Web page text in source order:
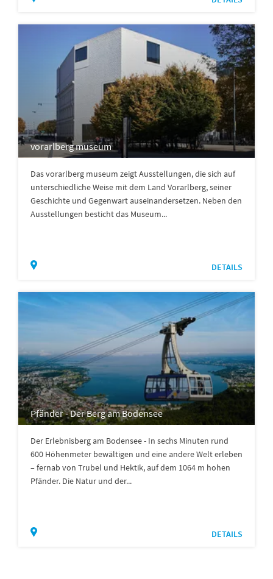
vorarlberg museum
Das vorarlberg museum zeigt Ausstellungen, die sich auf
unterschiedliche Weise mit dem Land Vorarlberg, seiner
Geschichte und Gegenwart auseinandersetzen. Neben den
Ausstellungen besticht das Museum...
DETAILS
Pfänder - Der Berg am Bodensee
Der Erlebnisberg am Bodensee - In sechs Minuten rund
600 Höhenmeter bewältigen und eine andere Welt erleben
– fernab von Trubel und Hektik, auf dem 1064 m hohen
Pfänder. Die Natur und der...
DETAILS